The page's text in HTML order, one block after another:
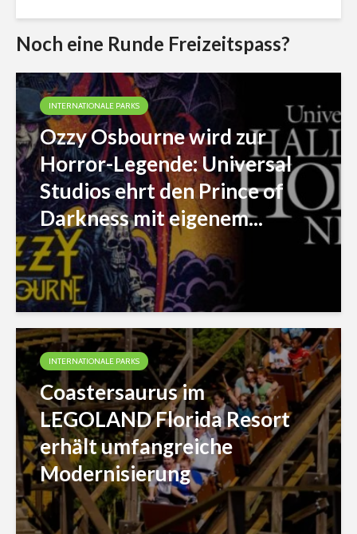
Noch eine Runde Freizeitspass?
INTERNATIONALE PARKS
Ozzy Osbourne wird zur
Horror-Legende: Universal
Studios ehrt den Prince of
Darkness mit eigenem...
INTERNATIONALE PARKS
Coastersaurus im
LEGOLAND Florida Resort
erhält umfangreiche
Modernisierung